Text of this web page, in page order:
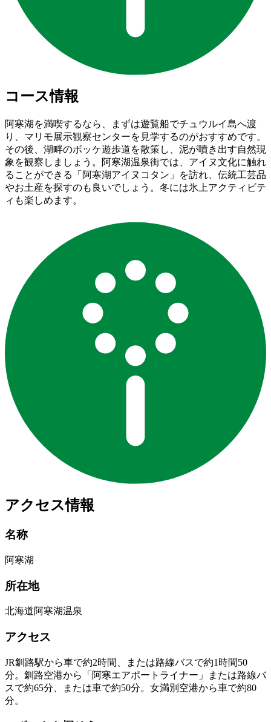
コース情報
阿寒湖を満喫するなら、まずは遊覧船でチュウルイ島へ渡
り、マリモ展示観察センターを見学するのがおすすめです。
その後、湖畔のボッケ遊歩道を散策し、泥が噴き出す自然現
象を観察しましょう。阿寒湖温泉街では、アイヌ文化に触れ
ることができる「阿寒湖アイヌコタン」を訪れ、伝統工芸品
やお土産を探すのも良いでしょう。冬には氷上アクティビテ
ィも楽しめます。
アクセス情報
名称
阿寒湖
所在地
北海道阿寒湖温泉
アクセス
JR釧路駅から車で約2時間、または路線バスで約1時間50
分。釧路空港から「阿寒エアポートライナー」または路線バ
スで約65分、または車で約50分。女満別空港から車で約80
分。